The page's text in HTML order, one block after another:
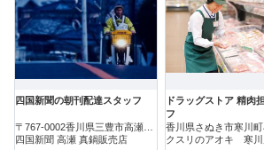
四国新聞の朝刊配達スタッフ
〒767-0002香川県三豊市高瀬町
新名
四国新聞 高瀬 真鍋販売店
ドラッグストア 精肉
フ
香川県さぬき市寒川
クスリのアオキ 寒